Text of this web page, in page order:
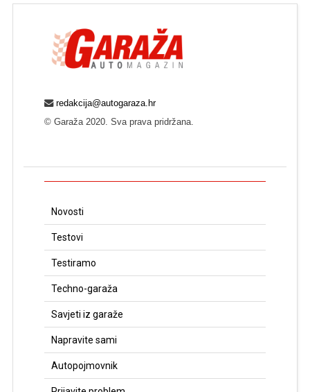
redakcija@autogaraza.hr
© Garaža 2020. Sva prava pridržana.
Novosti
Testovi
Testiramo
Techno-garaža
Savjeti iz garaže
Napravite sami
Autopojmovnik